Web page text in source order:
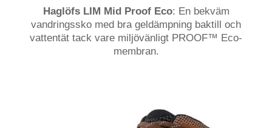
Haglöfs LIM Mid Proof Eco: En bekväm
vandringssko med bra geldämpning baktill och
vattentät tack vare miljövänligt PROOF™ Eco-
membran.